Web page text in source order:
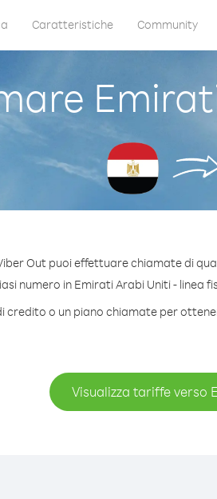
Caratteristiche Community
Out puoi effettuare chiamate di
numero in Emirati Arabi Uniti - linea
credito o un piano chiamate per
Visualizza tariffe verso